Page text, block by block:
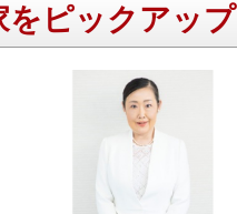
をピックアップ